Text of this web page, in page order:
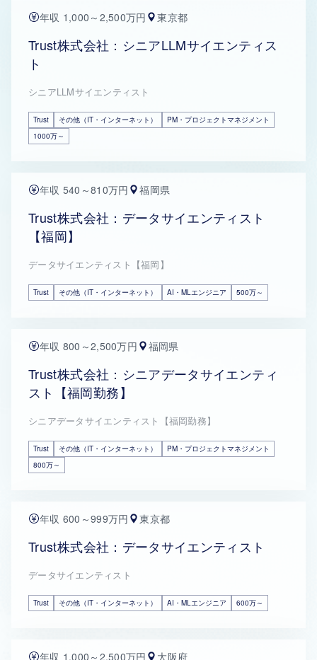
年収 1,000～2,500万円 東京都
Trust株式会社：シニアLLMサイエンティス
ト
シニアLLMサイエンティスト
Trust その他（IT・インターネット）
PM・プロジェクトマネジメント
1000万～
年収 540～810万円 福岡県
Trust株式会社：データサイエンティスト
【福岡】
データサイエンティスト【福岡】
Trust その他（IT・インターネット） AI・MLエンジニア 500万～
年収 800～2,500万円 福岡県
Trust株式会社：シニアデータサイエンティ
スト【福岡勤務】
シニアデータサイエンティスト【福岡勤務】
Trust その他（IT・インターネット）
PM・プロジェクトマネジメント
800万～
年収 600～999万円 東京都
Trust株式会社：データサイエンティスト
データサイエンティスト
Trust その他（IT・インターネット） AI・MLエンジニア 600万～
年収 1,000～2,500万円 大阪府